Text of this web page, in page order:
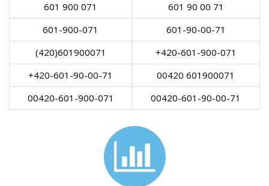
601 900 071
601 90 00 71
601-900-071
601-90-00-71
(420)601900071
+420-601-900-071
+420-601-90-00-71
00420 601900071
00420-601-900-071
00420-601-90-00-71